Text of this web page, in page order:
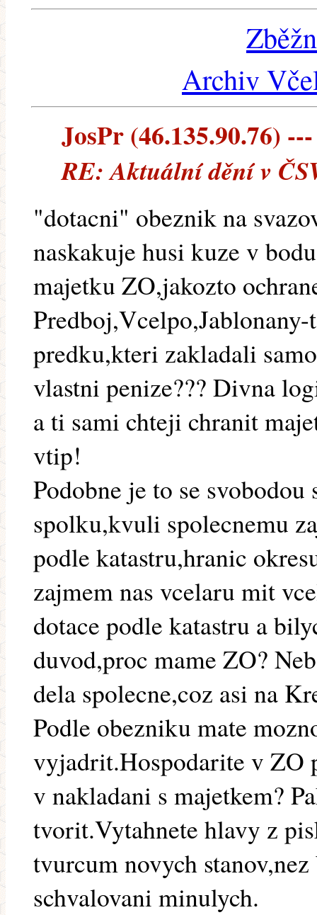
Archiv
JosPr (46.135.90.76)
RE: Aktuální dění v
"dotacni" obeznik na
naskakuje husi kuze v
majetku ZO,jakozto
predku,kteri zakladali
vlastni penize??? Divna
a ti sami chteji chranit
vtip!
Podobne je to se svobodou
spolku,kvuli spolecnemu
podle katastru,hranic
zajmem nas vcelaru mit
dotace podle katastru a
duvod,proc mame ZO?
dela spolecne,coz asi na
Podle obezniku mate
vyjadrit.Hospodarite v ZO
v nakladani s majetkem?
tvorit.Vytahnete hlavy z
tvurcum novych
schvalovani minulych.